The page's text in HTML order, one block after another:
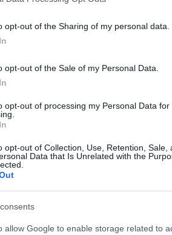
opt-out of the Sharing of my personal data.
opt-out of the Sale of my Personal Data.
opt-out of processing my Personal Data for
opt-out of Collection, Use, Retention, Sale,
Data that Is Unrelated with the
allow Google to enable storage related to
εργασίας
εισφοράς 2% υπέρ της ανεργίας
12.000 ευρώ
του επιδόματος
του.
με γενναία χρηματοδότηση.